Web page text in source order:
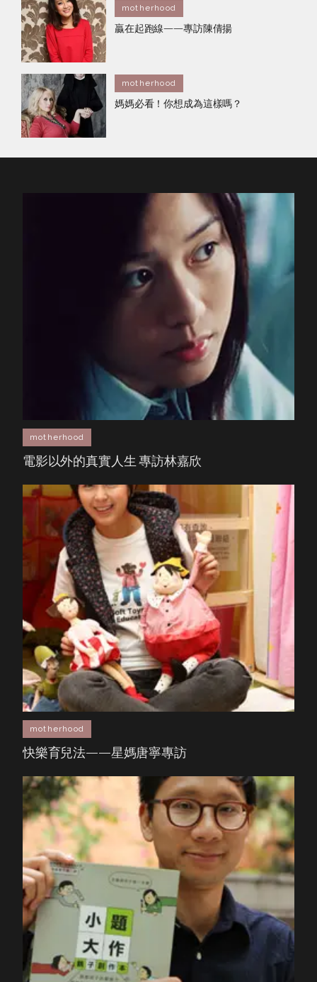
motherhood
贏在起跑線——專訪陳倩揚
motherhood
媽媽必看！你想成為這樣嗎？
motherhood
電影以外的真實人生 專訪林嘉欣
motherhood
快樂育兒法——星媽唐寧專訪